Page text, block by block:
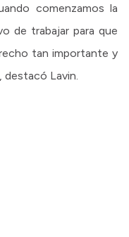
comenzamos la
de trabajar para que
tan importante y
destacó Lavin.